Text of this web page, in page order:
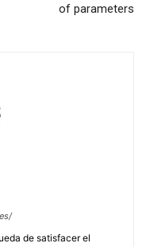
of parameters
de satisfacer el